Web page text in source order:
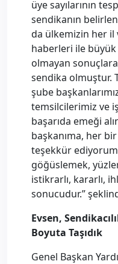
üye sayılarının
sendikanın
da ülkemizin her il
haberleri ile
olmayan
sendika olmuştur.
şube
temsilcilerimiz ve
başarıda emeği
başkanıma, her
teşekkür
göğüslemek,
istikrarlı, kararlı,
sonucudur.”
Evsen,
Boyuta Taşıdık
Genel Başkan